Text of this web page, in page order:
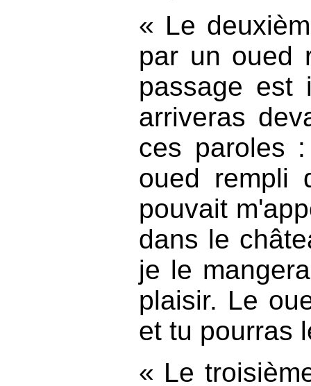
« Le
par un oued
passage est
arriveras
ces paroles
oued rempli
pouvait
dans le
je le
plaisir. Le
et tu pourras
« Le